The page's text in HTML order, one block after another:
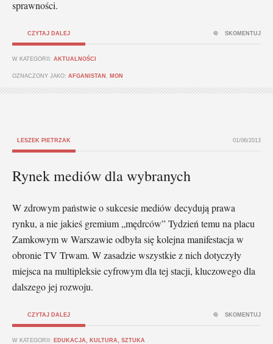
sprawności.
CZYTAJ DALEJ
W KATEGORII: AKTUALNOŚCI
OZNACZONY JAKO: AFGANISTAN MON
SKOMENTUJ
LESZEK PIETRZAK 01/06/2013
Rynek mediów dla wybranych
W zdrowym państwie o sukcesie mediów decydują prawa
rynku, a nie jakieś gremium „mędrców” Tydzień temu na placu
Zamkowym w Warsza­wie odbyła się kolejna manifestacja w
obronie TV Trwam. W zasadzie wszystkie z nich dotyczyły
miej­sca na multipleksie cyfrowym dla tej stacji, kluczowego dla
dalszego jej rozwoju.
CZYTAJ DALEJ
W KATEGORII: EDUKACJA, KULTURA, SZTUKA
SKOMENTUJ